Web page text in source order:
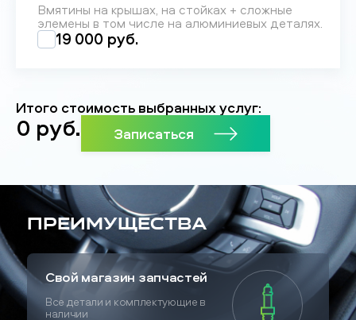
Вмятины на крышах, на стойках + сложные
элемены в том числе на алюминиевых деталях.
19 000 руб.
Итого стоимость выбранных услуг:
0 руб. Записаться
Преимущества
Свой магазин запчастей
Все детали и комплектующие в
наличии